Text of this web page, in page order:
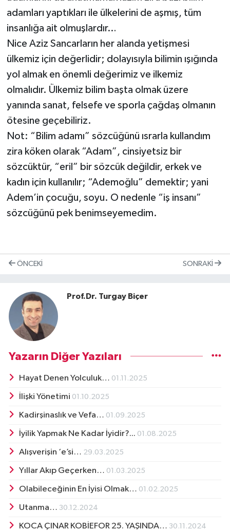
adamları yaptıkları ile ülkelerini de aşmış, tüm
insanlığa ait olmuşlardır…
Nice Aziz Sancarların her alanda yetişmesi
ülkemiz için değerlidir; dolayısıyla bilimin ışığında
yol almak en önemli değerimiz ve ilkemiz
olmalıdır. Ülkemiz bilim başta olmak üzere
yanında sanat, felsefe ve sporla çağdaş olmanın
ötesine geçebiliriz.
Not: “Bilim adamı” sözcüğünü ısrarla kullandım
zira köken olarak “Adam”, cinsiyetsiz bir
sözcüktür, “eril” bir sözcük değildir, erkek ve
kadın için kullanılır; “Ademoğlu” demektir; yani
Adem’in çocuğu, soyu. O nedenle “iş insanı”
sözcüğünü pek benimseyemedim.
ÖNCEKI SONRAKI
Prof.Dr. Turgay Biçer
Yazarın Diğer Yazıları
Hayat Denen Yolculuk… 01.11.2025
İlişki Yönetimi 01.10.2025
Kadirşinaslık ve Vefa… 01.09.2025
İyilik Yapmak Ne Kadar İyidir?... 01.08.2025
Alışverişin ‘e’si… 29.03.2025
Yıllar Akıp Geçerken… 01.03.2025
Olabileceğinin En İyisi Olmak… 01.02.2025
Utanma… 30.12.2024
KOCA ÇINAR KOBİEFOR 25. YAŞINDA… 30.11.2024